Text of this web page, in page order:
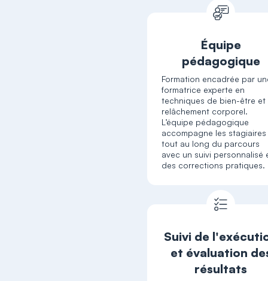
Équipe
pédagogique
Formation encadrée par
formatrice experte en
techniques de bien-être et
relâchement corporel.
L’équipe pédagogique
accompagne les stagiaires
tout au long du parcours
avec un suivi personnalisé
des corrections pratiques.
Suivi de
et évaluation
résultats